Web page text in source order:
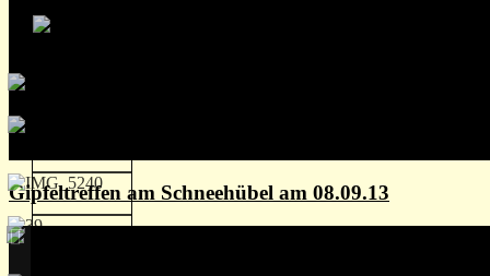
Gipfeltreffen am Schneehübel am 08.09.13